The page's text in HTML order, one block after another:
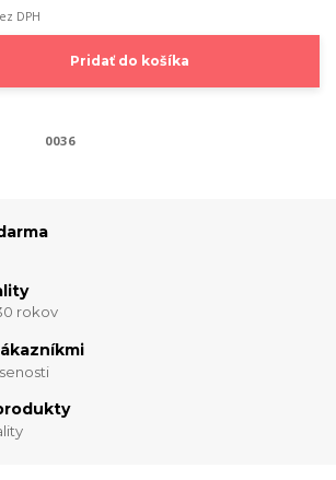
DPH
Pridať do košíka
0036
rokov